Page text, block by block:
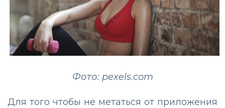
Фото: pexels.com
Для того чтобы не метаться от приложения